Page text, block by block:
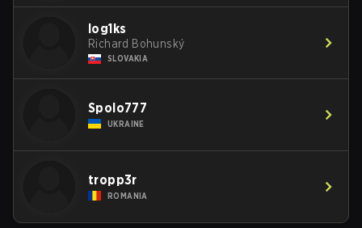
log1ks
Richard Bohunský
SLOVAKIA
Spolo777
UKRAINE
tropp3r
ROMANIA